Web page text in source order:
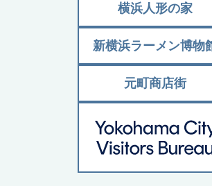
横浜人形の家
新横浜ラーメン博物
元町商店街